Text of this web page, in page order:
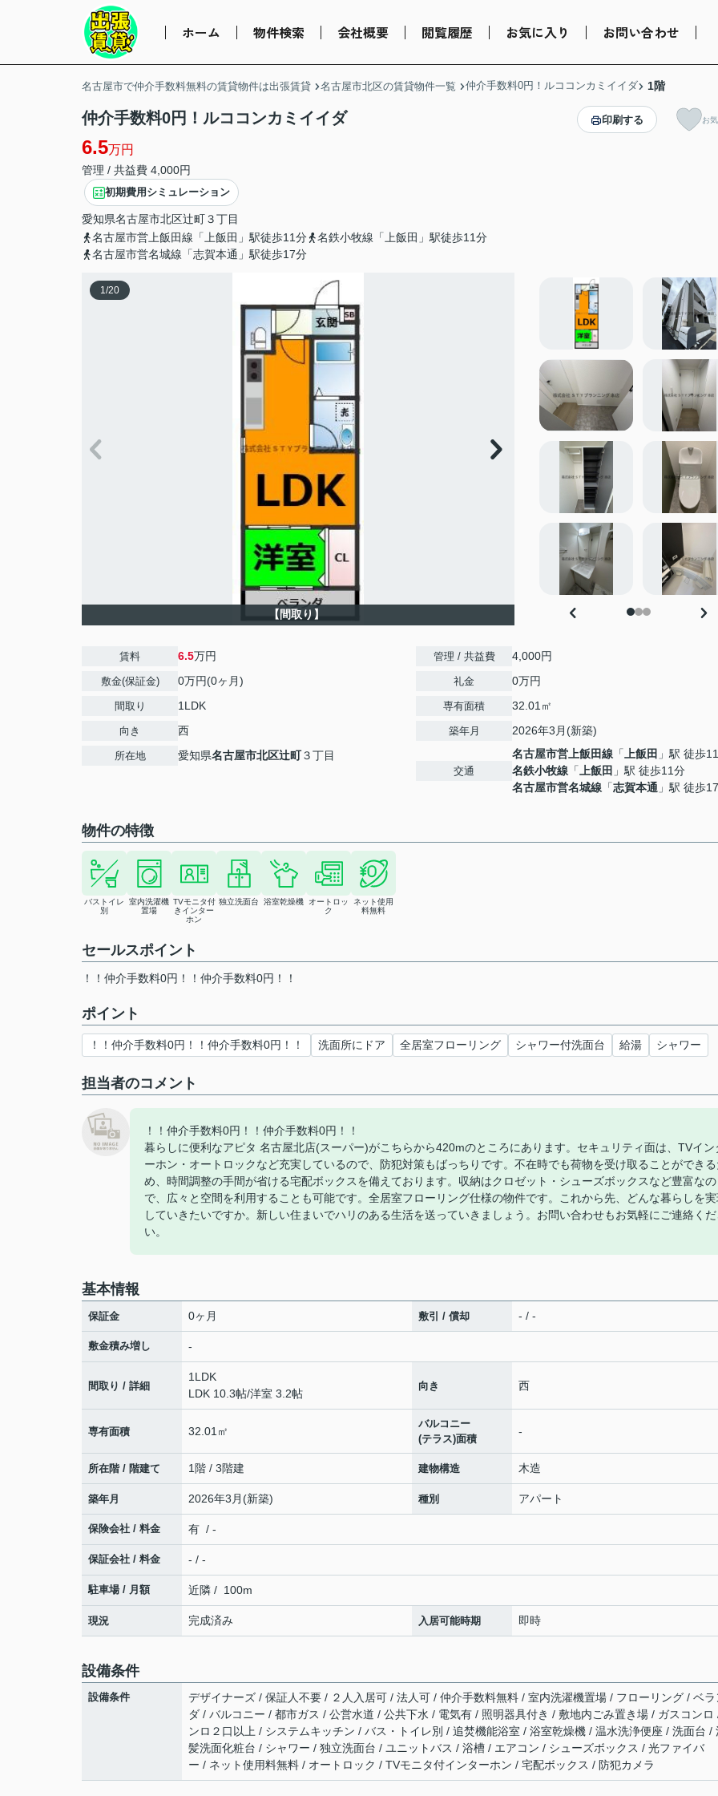
ホーム 物件検索 会社概要 閲覧履歴 お気に入り お問い合わせ
名古屋市で仲介手数料無料の賃貸物件は出張賃貸 名古屋市北区の賃貸物件一覧 仲介手数料0円！ルココンカミイイダ 1階
仲介手数料0円！ルココンカミイイダ
6.5万円
管理 / 共益費 4,000円
初期費用シミュレーション
愛知県名古屋市北区辻町３丁目
名古屋市営上飯田線「上飯田」駅徒歩11分
名鉄小牧線「上飯田」駅徒歩11分
名古屋市営名城線「志賀本通」駅徒歩17分
印刷する お
1/20
【間取り】
賃料 6.5万円
敷金(保証金) 0万円(0ヶ月)
間取り 1LDK
向き 西
所在地 愛知県名古屋市北区辻町３丁目
管理 / 共益費 4,000円
礼金 0万円
専有面積 32.01㎡
築年月 2026年3月(新築)
交通
名古屋市営上飯田線 「 上飯田 」駅 徒歩
名鉄小牧線 「 上飯田 」駅 徒歩11分
名古屋市営名城線 「志賀本通 」駅 徒歩
物件の特徴
バストイレ
別
室内洗濯機
置場
TVモニタ付
きインター
ホン
独立洗面台 浴室乾燥機
オートロッ
ク
ネット使用
料無料
セールスポイント
！！仲介手数料0円！！仲介手数料0円！！
ポイント
！！仲介手数料0円！！仲介手数料0円！！ 洗面所にドア 全居室フローリング シャワー付洗面台 給湯 シャワー
担当者のコメント
！！仲介手数料0円！！仲介手数料0円！！
暮らしに便利なアピタ 名古屋北店(スーパー)がこちらから420mのところにあります。セキュリティ面は、TVイン
ーホン・オートロックなど充実しているので、防犯対策もばっちりです。不在時でも荷物を受け取ることができる
め、時間調整の手間が省ける宅配ボックスを備えております。収納はクロゼット・シューズボックスなど豊富なの
で、広々と空間を利用することも可能です。全居室フローリング仕様の物件です。これから先、どんな暮らしを実
していきたいですか。新しい住まいでハリのある生活を送っていきましょう。お問い合わせもお気軽にご連絡くだ
い。
基本情報
保証金 0ヶ月 敷引 / 償却 - / -
敷金積み増し -
間取り / 詳細
1LDK
LDK 10.3帖/洋室 3.2帖
向き 西
専有面積 32.01㎡
バルコニー
(テラス)面積
-
所在階 / 階建て 1階 / 3階建 建物構造 木造
築年月 2026年3月(新築) 種別 アパート
保険会社 / 料金 有 / -
保証会社 / 料金 - / -
駐車場 / 月額 近隣 / 100m
現況 完成済み 入居可能時期 即時
設備条件
設備条件
デザイナーズ / 保証人不要 / ２人入居可 / 法人可 / 仲介手数料無料 / 室内洗濯機置場 / フローリング / ベラ
ダ / バルコニー / 都市ガス / 公営水道 / 公共下水 / 電気有 / 照明器具付き / 敷地内ごみ置き場 / ガスコンロ
ンロ２口以上 / システムキッチン / バス・トイレ別 / 追焚機能浴室 / 浴室乾燥機 / 温水洗浄便座 / 洗面台 /
髪洗面化粧台 / シャワー / 独立洗面台 / ユニットバス / 浴槽 / エアコン / シューズボックス / 光ファイバ
ー / ネット使用料無料 / オートロック / TVモニタ付インターホン / 宅配ボックス / 防犯カメラ